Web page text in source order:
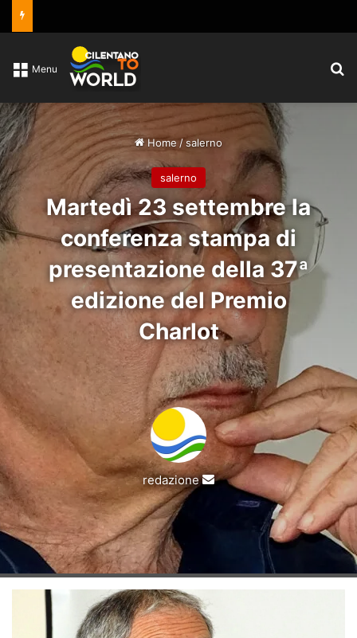
Menu
Home /salerno
salerno
Martedì 23 settembre la
conferenza stampa di
presentazione della 37ª
edizione del Premio
Charlot
redazione
Invia
un'email